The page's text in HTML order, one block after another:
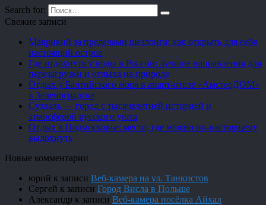
Search for:
Свежие записи
Маврикий за пределами шезлонга: как открыть для себя
настоящий остров
Где отдохнуть у воды в России: лучшие направления для
перезагрузки и отдыха на природе
Отдых у Балтийского моря в апарт-отеле «АмстерДОМ»
в Зеленоградске
Суздаль — город с тысячелетней историей и
атмосферой русского уюта
Отдых в Подмосковье: место, где можно по-настоящему
выдохнуть
Новые комментарии
юрий к записи Веб-камера на ул. Танкистов
Сергей к записи Город Висла в Польше
Александр к записи Веб-камера посёлка Айхал